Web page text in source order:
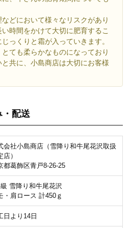
どにおいて様々なリスクがあり
時間をかけて大切に肥育するこ
っくりと霜が入っていきます。
ても柔らかなものになっており
共に、小島商店は大切にお客様
・配送
会社小島商店（雪降り和牛尾花沢取扱
店）
都葛飾区青戸8-26-25
雪降り和牛尾花沢
・肩ロース 計450ｇ
日より14日